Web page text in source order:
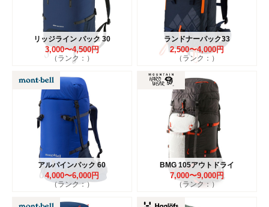
リッジライン パック 30
3,000〜4,500円
（ランク：）
ランドナーパック33
2,500〜4,000円
（ランク：）
アルパインパック 60
4,000〜6,000円
（ランク：）
BMG 105アウトドライ
7,000〜9,000円
（ランク：）